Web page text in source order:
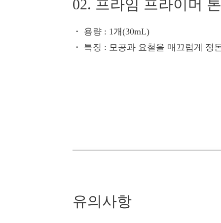
02. 프라임 프라이머
・ 용량 : 1개(30mL)
・ 특징 : 모공과 요철을 매끄럽게 정
유의사항